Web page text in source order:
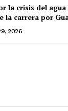
la crisis del
la carrera por
2026